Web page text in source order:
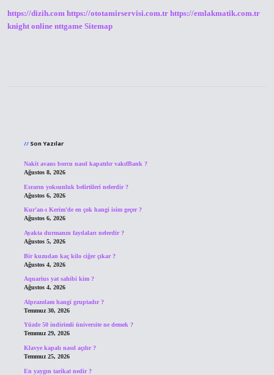
https://dizih.com https://ototamirservisi.com.tr https://emlakmatik.com.tr
knight online nttgame Sitemap
Son Yazılar
Nakit avans borcu nasıl kapatılır vakıfBank ?
Ağustos 8, 2026
Esrarın yoksunluk belirtileri nelerdir ?
Ağustos 6, 2026
Kur’an-ı Kerim’de en çok hangi isim geçer ?
Ağustos 6, 2026
Ayakta durmanın faydaları nelerdir ?
Ağustos 5, 2026
Bir kuzudan kaç kilo ciğer çıkar ?
Ağustos 4, 2026
Aquarius yat sahibi kim ?
Ağustos 4, 2026
Alprazolam hangi gruptadır ?
Temmuz 30, 2026
Yüzde 50 indirimli üniversite ne demek ?
Temmuz 29, 2026
Klavye kapalı nasıl açılır ?
Temmuz 25, 2026
En yaygın tarikat nedir ?